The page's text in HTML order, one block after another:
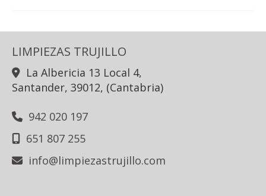
LIMPIEZAS TRUJILLO
La Albericia 13 Local 4,
Santander, 39012, (Cantabria)
942 020 197
651 807 255
info
limpiezastrujillo.com